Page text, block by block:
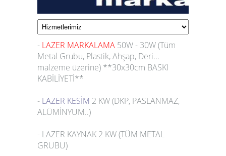
- LAZER MARKALAMA 50W - 30W(Tüm
Metal Grubu, Plastik, Ahşap, Deri...
malzeme üzerine) **30x30cm BASKI
KABİLİYETİ**
- LAZER KESİM 2 KW(DKP, PASLANMAZ,
ALÜMİNYUM..)
- LAZER KAYNAK 2 KW(TÜM METAL
GRUBU)